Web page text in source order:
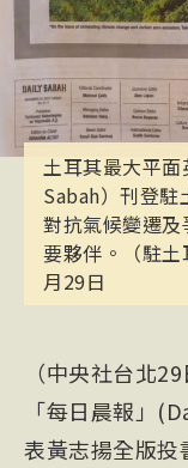
土耳其最大平
Sabah）刊登駐
對抗氣候變遷
要夥伴。（駐
月29日
（中央社台北
「每日晨報」
表黃志揚全版投